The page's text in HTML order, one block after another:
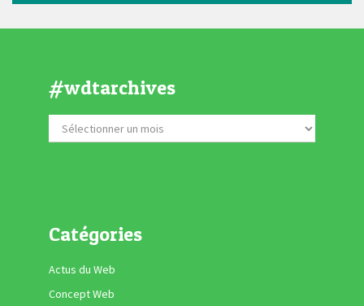
#wdtarchives
Catégories
Actus du Web
Concept Web